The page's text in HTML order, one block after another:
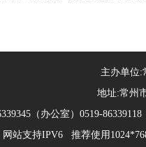
主办单位:
地址:常州
（办公室）0519-
网站支持IPV6 推荐使用